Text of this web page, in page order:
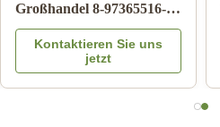
Großhandel 8-97365516-
DC Bremskraftverstärker
für Isuzu DMAX 03-06
Kontaktieren Sie uns
jetzt